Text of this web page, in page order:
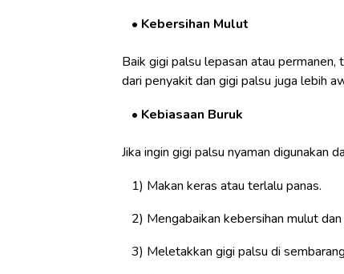
Kebersihan Mulut
Baik gigi palsu lepasan atau
dari penyakit dan gigi palsu juga lebih
Kebiasaan Buruk
Jika ingin gigi palsu nyaman digunakan
Makan keras atau terlalu panas.
Mengabaikan kebersihan mulut dan
Meletakkan gigi palsu di